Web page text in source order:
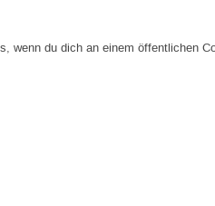
wenn du dich an einem öffentlichen